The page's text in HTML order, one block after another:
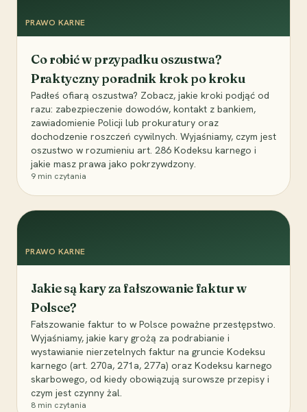
PRAWO KARNE
Co robić w przypadku oszustwa?
Praktyczny poradnik krok po kroku
Padłeś ofiarą oszustwa? Zobacz, jakie kroki podjąć od
razu: zabezpieczenie dowodów, kontakt z bankiem,
zawiadomienie Policji lub prokuratury oraz
dochodzenie roszczeń cywilnych. Wyjaśniamy, czym jest
oszustwo w rozumieniu art. 286 Kodeksu karnego i
jakie masz prawa jako pokrzywdzony.
9 min czytania
PRAWO KARNE
Jakie są kary za fałszowanie faktur w
Polsce?
Fałszowanie faktur to w Polsce poważne przestępstwo.
Wyjaśniamy, jakie kary grożą za podrabianie i
wystawianie nierzetelnych faktur na gruncie Kodeksu
karnego (art. 270a, 271a, 277a) oraz Kodeksu karnego
skarbowego, od kiedy obowiązują surowsze przepisy i
czym jest czynny żal.
8 min czytania